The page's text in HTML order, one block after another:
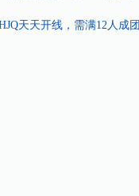
天天开线，需满12人成团